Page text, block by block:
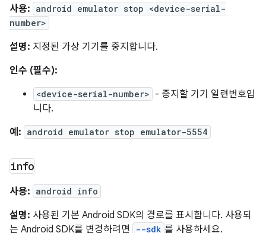
사용: android emulator stop <device-serial-
number>
설명: 지정된 가상 기기를 중지합니다.
인수 (필수):
<device-serial-number> - 중지할 기기 일련번호입
니다.
예: android emulator stop emulator-5554
info
사용: android info
설명: 사용된 기본 Android SDK의 경로를 표시합니다. 사용되
는 Android SDK를 변경하려면
--sdk 를 사용하세요.